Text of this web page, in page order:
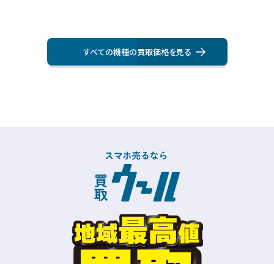
すべての機種の買取価格を⾒る